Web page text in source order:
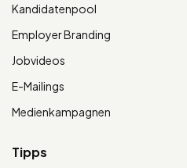
Kandidatenpool
Employer Branding
Jobvideos
E-Mailings
Medienkampagnen
Tipps